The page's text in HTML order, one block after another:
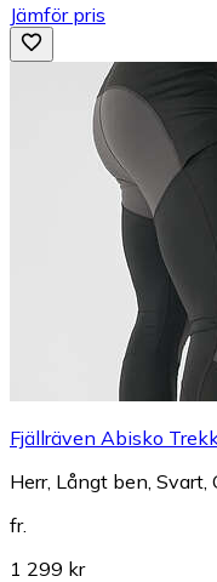
Jämför pris
Fjällräven Abisko
Herr, Långt ben, Svart,
fr.
1 299 kr